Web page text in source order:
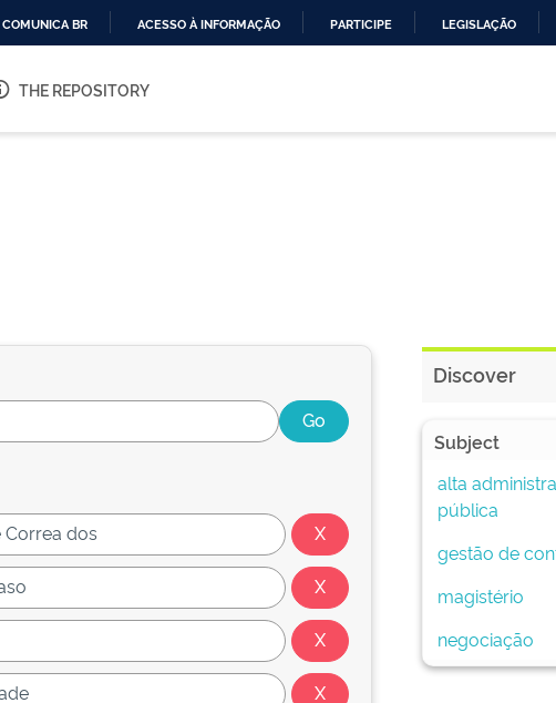
O
COMUNICA BR ACESSO À INFORMAÇÃO PARTICIPE LEGISLAÇÃO
THE REPOSITORY
Discover
Subject
alta
pública
gestão de
magistério
negociação